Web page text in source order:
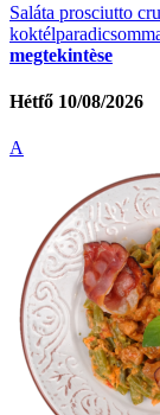
Saláta prosciutto
megtekintèse
Hétfő 10/08/2026
A